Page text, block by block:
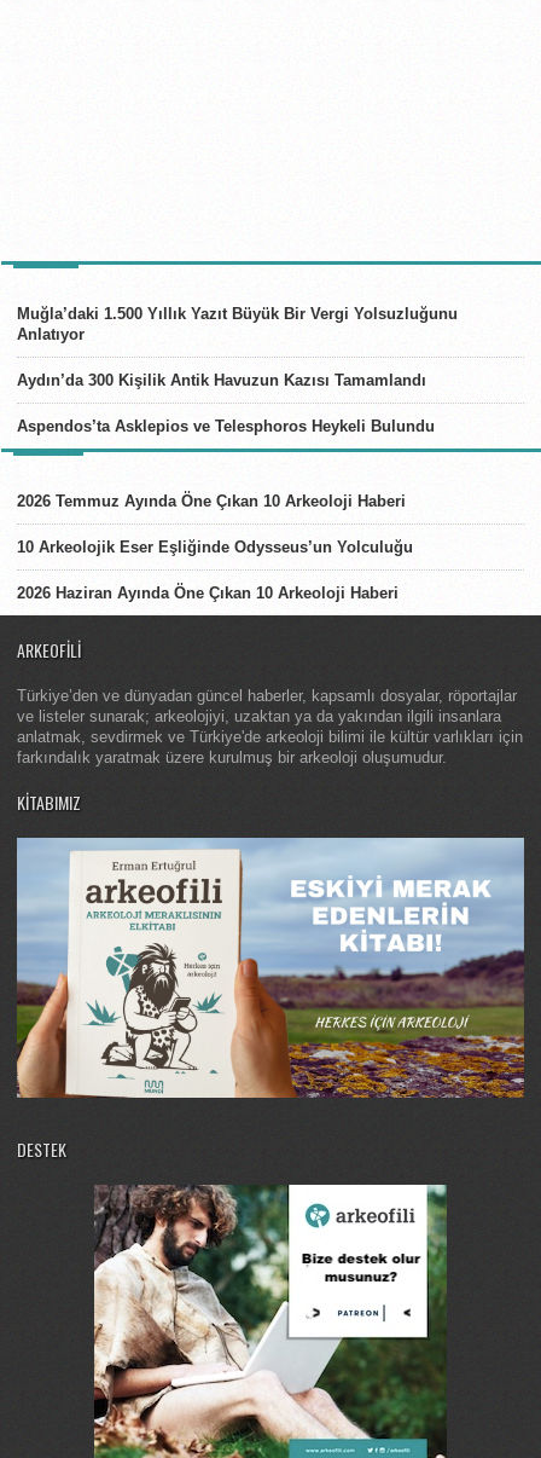
Muğla’daki 1.500 Yıllık Yazıt Büyük Bir Vergi Yolsuzluğunu
Anlatıyor
Aydın’da 300 Kişilik Antik Havuzun Kazısı Tamamlandı
Aspendos’ta Asklepios ve Telesphoros Heykeli Bulundu
2026 Temmuz Ayında Öne Çıkan 10 Arkeoloji Haberi
10 Arkeolojik Eser Eşliğinde Odysseus’un Yolculuğu
2026 Haziran Ayında Öne Çıkan 10 Arkeoloji Haberi
ARKEOFILI
Türkiye’den ve dünyadan güncel haberler, kapsamlı dosyalar, röportajlar
ve listeler sunarak; arkeolojiyi, uzaktan ya da yakından ilgili insanlara
anlatmak, sevdirmek ve Türkiye'de arkeoloji bilimi ile kültür varlıkları için
farkındalık yaratmak üzere kurulmuş bir arkeoloji oluşumudur.
KITABIMIZ
DESTEK